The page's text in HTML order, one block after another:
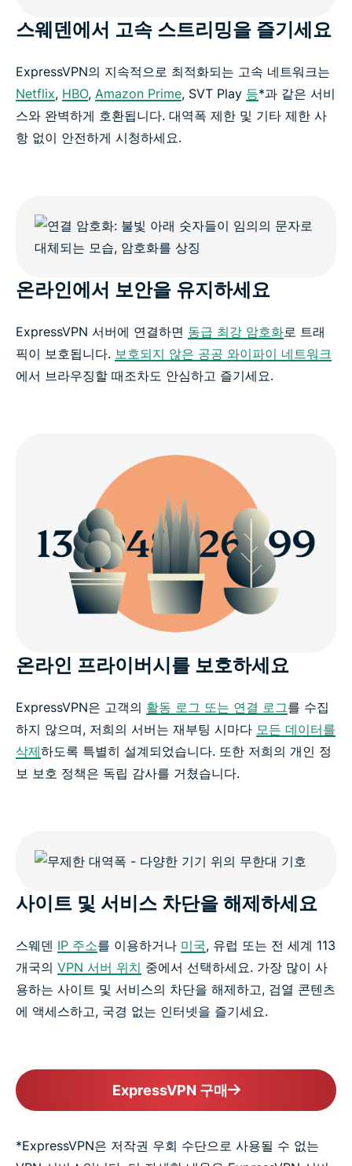
스웨덴에서 고속 스트리밍을 즐기세요
ExpressVPN의 지속적으로 최적화되는 고속 네트워크는
Netflix, HBO, Amazon Prime, SVT Play 등*과 같은 서비
스와 완벽하게 호환됩니다. 대역폭 제한 및 기타 제한 사
항 없이 안전하게 시청하세요.
온라인에서 보안을 유지하세요
ExpressVPN 서버에 연결하면 동급 최강 암호화로 트래
픽이 보호됩니다. 보호되지 않은 공공 와이파이 네트워크
에서 브라우징할 때조차도 안심하고 즐기세요.
온라인 프라이버시를 보호하세요
ExpressVPN은 고객의 활동 로그 또는 연결 로그를 수집
하지 않으며, 저희의 서버는 재부팅 시마다 모든 데이터를
삭제하도록 특별히 설계되었습니다. 또한 저희의 개인 정
보 보호 정책은 독립 감사를 거쳤습니다.
사이트 및 서비스 차단을 해제하세요
스웨덴 IP 주소를 이용하거나 미국, 유럽 또는 전 세계 113
개국의 VPN 서버 위치 중에서 선택하세요. 가장 많이 사
용하는 사이트 및 서비스의 차단을 해제하고, 검열 콘텐츠
에 액세스하고, 국경 없는 인터넷을 즐기세요.
ExpressVPN 구매
*ExpressVPN은 저작권 우회 수단으로 사용될 수 없는